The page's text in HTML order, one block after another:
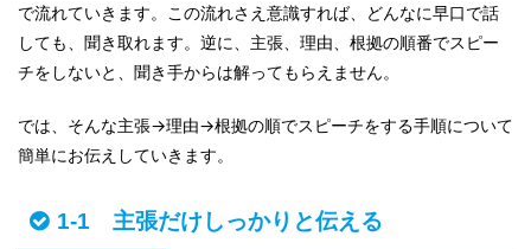
で流れていきます。この流れさえ意識すれば、どんなに早口で話
しても、聞き取れます。逆に、主張、理由、根拠の順番でスピー
チをしないと、聞き手からは解ってもらえません。
では、そんな主張→理由→根拠の順でスピーチをする手順について
簡単にお伝えしていきます。
1-1 主張だけしっかりと伝える